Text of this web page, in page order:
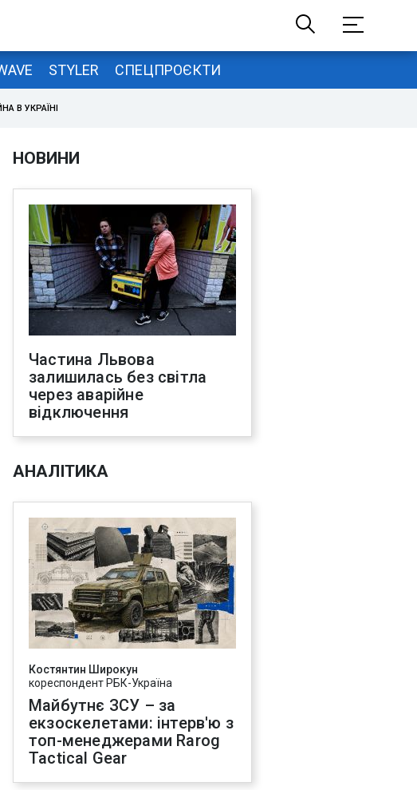
STYLER СПЕЦПРОЄКТИ
В УКРАЇНІ
НОВИНИ
Частина Львова
залишилась без світла
через аварійне
відключення
АНАЛІТИКА
Костянтин Широкун
кореспондент РБК-Україна
Майбутнє ЗСУ – за
екзоскелетами: інтерв'ю з
топ-менеджерами Rarog
Tactical Gear